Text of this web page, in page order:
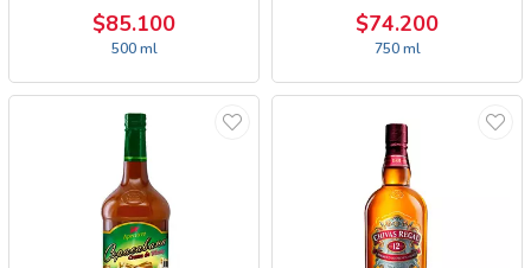
$85.100
500 ml
$74.200
750 ml